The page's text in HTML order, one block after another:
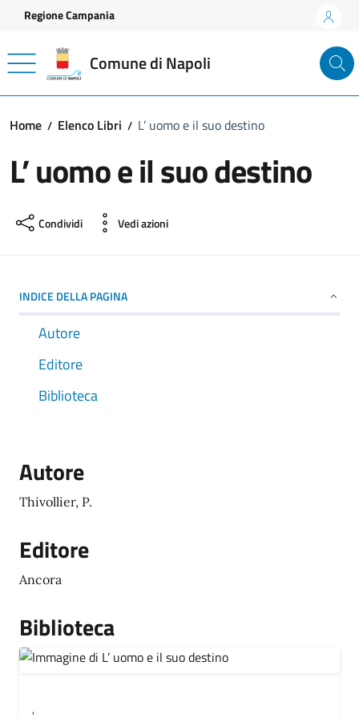
Vai ai contenuti
Vai al footer
Regione Campania
Comune di Napoli
Home Elenco Libri L’ uomo e il suo destino
L’ uomo e il suo destino
Condividi Vedi azioni
INDICE DELLA PAGINA
Autore
Editore
Biblioteca
Autore
Thivollier, P.
Editore
Ancora
Biblioteca
,